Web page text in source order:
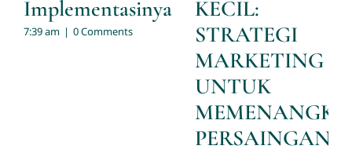
Implementasinya
7:39 am | 0 Comments
KECIL:
STRATEGI
MARKETING
UNTUK
PERSAINGAN